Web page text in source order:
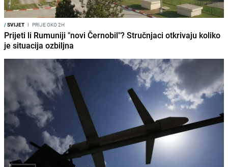
/SVIJET I PRIJE OKO 2H
Prijeti li Rumuniji "novi Černobil"? Stručnjaci otkrivaju koliko
je situacija ozbiljna